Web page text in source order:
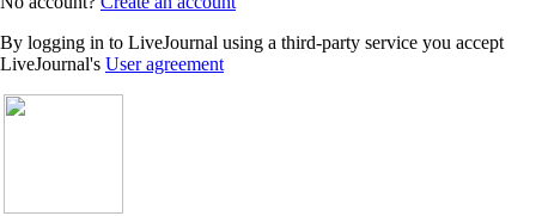
By logging in to LiveJournal using a third-party service you accept
LiveJournal's User agreement